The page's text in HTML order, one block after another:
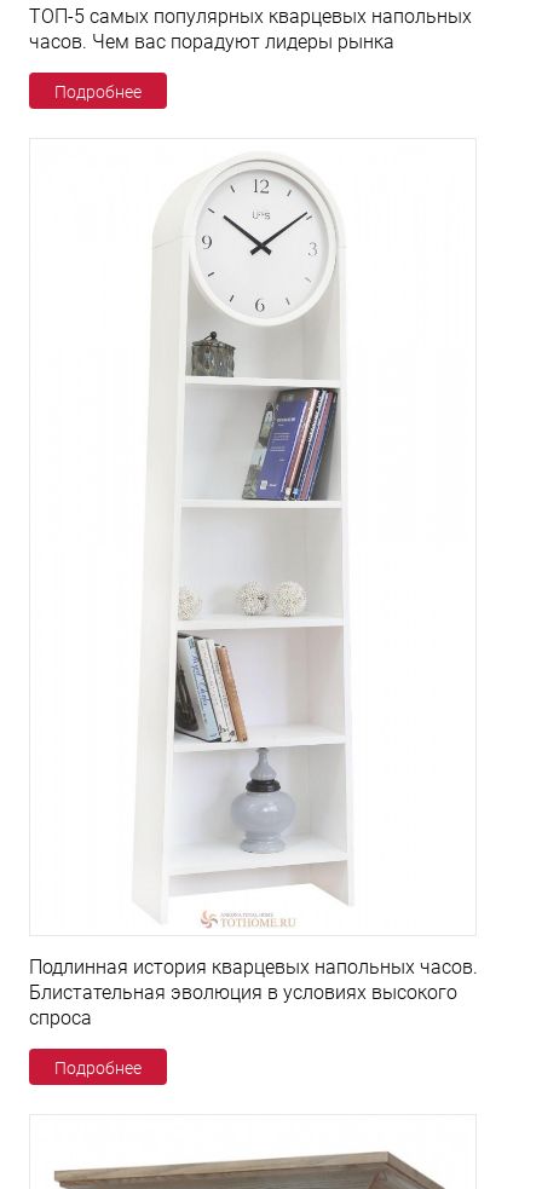
ТОП-5 самых популярных кварцевых напольных
часов. Чем вас порадуют лидеры рынка
Подробнее
Подлинная история кварцевых напольных часов.
Блистательная эволюция в условиях высокого
спроса
Подробнее